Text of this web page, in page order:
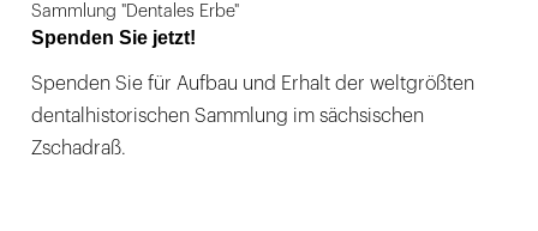
Sammlung "Dentales Erbe"
Spenden Sie jetzt!
Spenden Sie für Aufbau und Erhalt der weltgrößten
dentalhistorischen Sammlung im sächsischen
Zschadraß.